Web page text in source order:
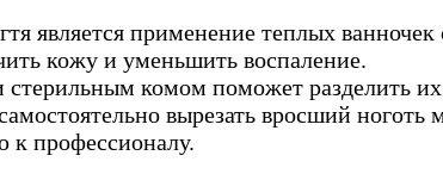
является применение теплых ванночек
кожу и уменьшить воспаление.
комом поможет разделить
вырезать вросший ноготь
к профессионалу.